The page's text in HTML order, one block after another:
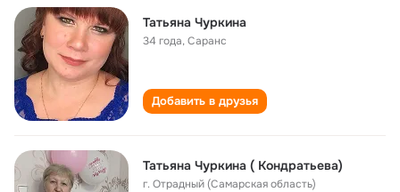
Татьяна Чуркина
34 года,Саранс
Добавить в друзья
Татьяна Чуркина ( Кондратьева)
г. Отрадный (Самарская область)